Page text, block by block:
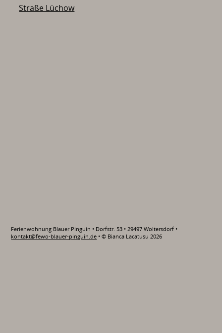
Straße Lüchow
Ferienwohnung Blauer Pinguin • Dorfstr. 53 • 29497 Woltersdorf •
kontakt@fewo-blauer-pinguin.de • © Bianca Lacatusu 2026